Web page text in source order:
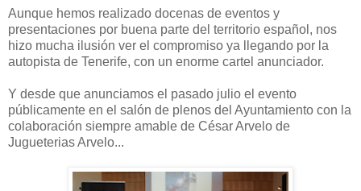
Aunque hemos realizado docenas de eventos y
presentaciones por buena parte del territorio español, nos
hizo mucha ilusión ver el compromiso ya llegando por la
autopista de Tenerife, con un enorme cartel anunciador.
Y desde que anunciamos el pasado julio el evento
públicamente en el salón de plenos del Ayuntamiento con la
colaboración siempre amable de César Arvelo de
Jugueterias Arvelo...